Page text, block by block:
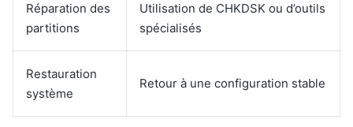
Réparation des
partitions
Utilisation de CHKDSK ou d’outils
spécialisés
Restauration
système
Retour à une configuration stable